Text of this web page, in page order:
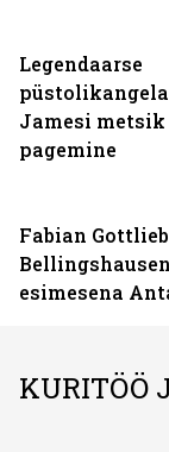
Legendaarse
Jamesi metsik
pagemine
Fabian
esimesena
KURITÖÖ